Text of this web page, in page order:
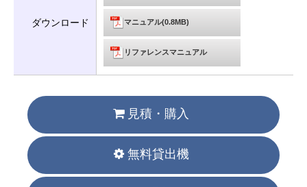
ダウンロード マニュアル(0.8MB)
リファレンスマニュアル
見積・購入
無料貸出機